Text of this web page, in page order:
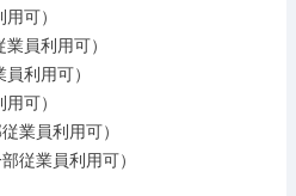
可）
員利用可）
利用可）
可）
業員利用可）
従業員利用可）